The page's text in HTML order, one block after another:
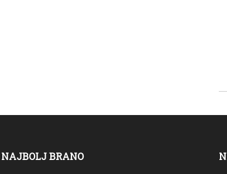
NAJBOLJ BRANO